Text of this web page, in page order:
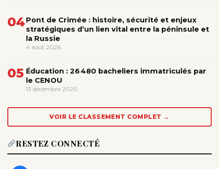
04Pont de Crimée : histoire, sécurité et enjeux
stratégiques d’un lien vital entre la péninsule et
la Russie
4 août 2026
05 Éducation : 26 480 bacheliers immatriculés par
le CENOU
13 décembre 2020
VOIR LE CLASSEMENT COMPLET →
RESTEZ CONNECTÉ